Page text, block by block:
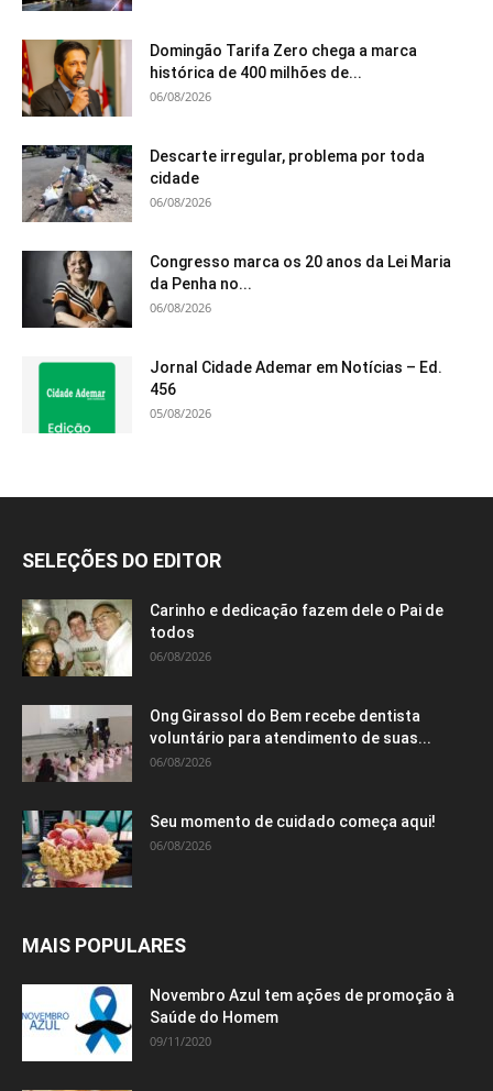
Domingão Tarifa Zero chega a marca
histórica de 400 milhões de...
06/08/2026
Descarte irregular, problema por toda
cidade
06/08/2026
Congresso marca os 20 anos da Lei Maria
da Penha no...
06/08/2026
Jornal Cidade Ademar em Notícias – Ed.
456
05/08/2026
SELEÇÕES DO EDITOR
Carinho e dedicação fazem dele o Pai de
todos
06/08/2026
Ong Girassol do Bem recebe dentista
voluntário para atendimento de suas...
06/08/2026
Seu momento de cuidado começa aqui!
06/08/2026
MAIS POPULARES
Novembro Azul tem ações de promoção à
Saúde do Homem
09/11/2020